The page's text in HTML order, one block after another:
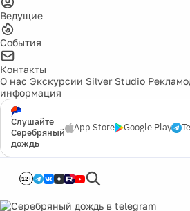
Ведущие
События
Контакты
О нас Экскурсии Silver Studio
информация
Слушайте
Серебряный
дождь
App Store Google Play
12+